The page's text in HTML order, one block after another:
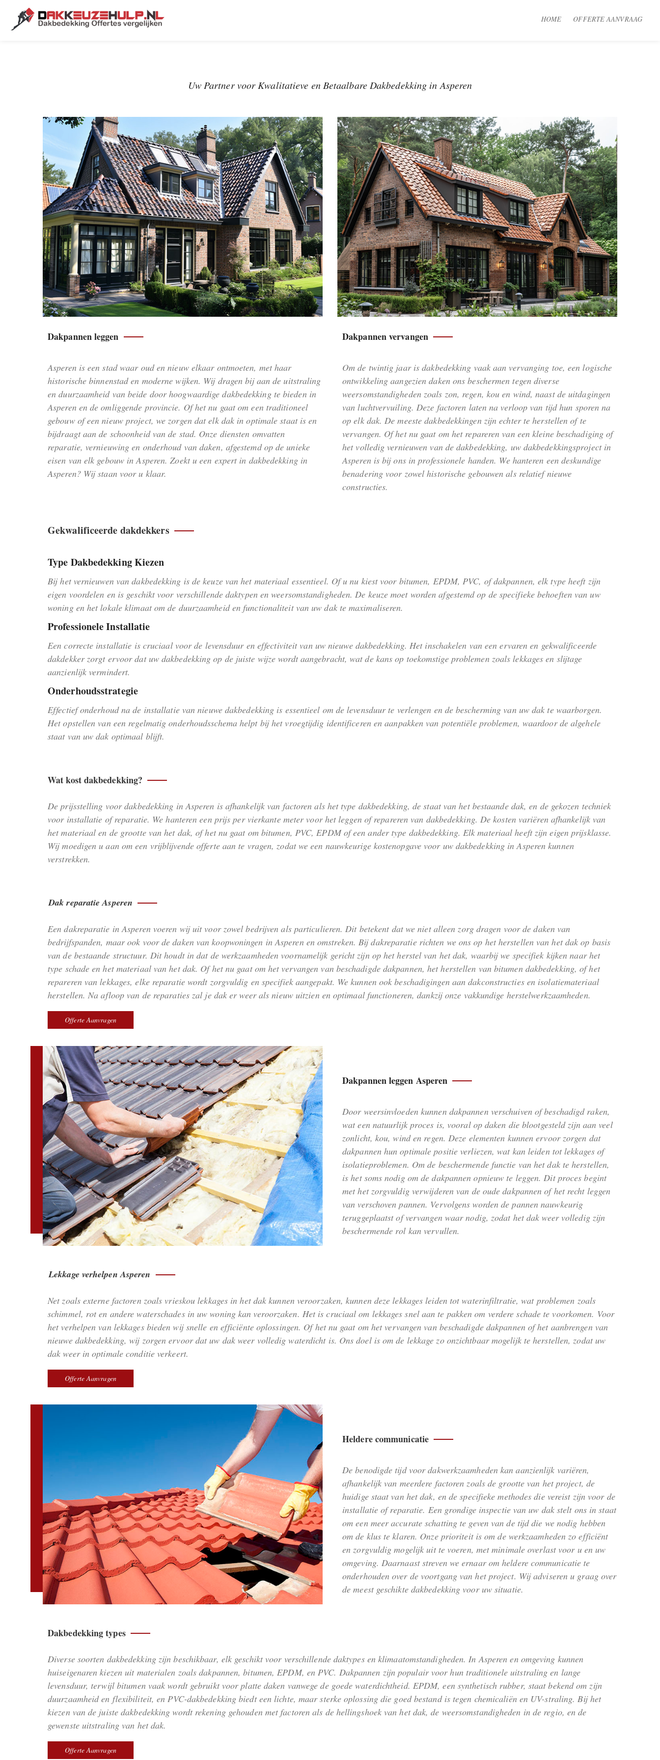
HOME OFFERTE AANVRAAG
Uw Partner voor Kwalitatieve en Betaalbare Dakbedekking in Asperen
Dakpannen leggen
Asperen is een stad waar oud en nieuw elkaar ontmoeten, met haar
historische binnenstad en moderne wijken. Wij dragen bij aan de uitstraling
en duurzaamheid van beide door hoogwaardige dakbedekking te bieden in
Asperen en de omliggende provincie. Of het nu gaat om een traditioneel
gebouw of een nieuw project, we zorgen dat elk dak in optimale staat is en
bijdraagt aan de schoonheid van de stad. Onze diensten omvatten
reparatie, vernieuwing en onderhoud van daken, afgestemd op de unieke
eisen van elk gebouw in Asperen. Zoekt u een expert in dakbedekking in
Asperen? Wij staan voor u klaar.
Dakpannen vervangen
Om de twintig jaar is dakbedekking vaak aan vervanging toe, een logische
ontwikkeling aangezien daken ons beschermen tegen diverse
weersomstandigheden zoals zon, regen, kou en wind, naast de uitdagingen
van luchtvervuiling. Deze factoren laten na verloop van tijd hun sporen na
op elk dak. De meeste dakbedekkingen zijn echter te herstellen of te
vervangen. Of het nu gaat om het repareren van een kleine beschadiging of
het volledig vernieuwen van de dakbedekking, uw dakbedekkingsproject in
Asperen is bij ons in professionele handen. We hanteren een deskundige
benadering voor zowel historische gebouwen als relatief nieuwe
constructies.
Gekwalificeerde dakdekkers
Type Dakbedekking Kiezen
Bij het vernieuwen van dakbedekking is de keuze van het materiaal essentieel. Of u nu kiest voor bitumen, EPDM, PVC, of dakpannen, elk type heeft zijn
eigen voordelen en is geschikt voor verschillende daktypen en weersomstandigheden. De keuze moet worden afgestemd op de specifieke behoeften van uw
woning en het lokale klimaat om de duurzaamheid en functionaliteit van uw dak te maximaliseren.
Professionele Installatie
Een correcte installatie is cruciaal voor de levensduur en effectiviteit van uw nieuwe dakbedekking. Het inschakelen van een ervaren en gekwalificeerde
dakdekker zorgt ervoor dat uw dakbedekking op de juiste wijze wordt aangebracht, wat de kans op toekomstige problemen zoals lekkages en slijtage
aanzienlijk vermindert.
Onderhoudsstrategie
Effectief onderhoud na de installatie van nieuwe dakbedekking is essentieel om de levensduur te verlengen en de bescherming van uw dak te waarborgen.
Het opstellen van een regelmatig onderhoudsschema helpt bij het vroegtijdig identificeren en aanpakken van potentiële problemen, waardoor de algehele
staat van uw dak optimaal blijft.
Wat kost dakbedekking?
De prijsstelling voor dakbedekking in Asperen is afhankelijk van factoren als het type dakbedekking, de staat van het bestaande dak, en de gekozen techniek
voor installatie of reparatie. We hanteren een prijs per vierkante meter voor het leggen of repareren van dakbedekking. De kosten variëren afhankelijk van
het materiaal en de grootte van het dak, of het nu gaat om bitumen, PVC, EPDM of een ander type dakbedekking. Elk materiaal heeft zijn eigen prijsklasse.
Wij moedigen u aan om een vrijblijvende offerte aan te vragen, zodat we een nauwkeurige kostenopgave voor uw dakbedekking in Asperen kunnen
verstrekken.
Dak reparatie Asperen
Een dakreparatie in Asperen voeren wij uit voor zowel bedrijven als particulieren. Dit betekent dat we niet alleen zorg dragen voor de daken van
bedrijfspanden, maar ook voor de daken van koopwoningen in Asperen en omstreken. Bij dakreparatie richten we ons op het herstellen van het dak op basis
van de bestaande structuur. Dit houdt in dat de werkzaamheden voornamelijk gericht zijn op het herstel van het dak, waarbij we specifiek kijken naar het
type schade en het materiaal van het dak. Of het nu gaat om het vervangen van beschadigde dakpannen, het herstellen van bitumen dakbedekking, of het
repareren van lekkages, elke reparatie wordt zorgvuldig en specifiek aangepakt. We kunnen ook beschadigingen aan dakconstructies en isolatiemateriaal
herstellen. Na afloop van de reparaties zal je dak er weer als nieuw uitzien en optimaal functioneren, dankzij onze vakkundige herstelwerkzaamheden.
Offerte Aanvragen
Dakpannen leggen Asperen
Door weersinvloeden kunnen dakpannen verschuiven of beschadigd raken,
wat een natuurlijk proces is, vooral op daken die blootgesteld zijn aan veel
zonlicht, kou, wind en regen. Deze elementen kunnen ervoor zorgen dat
dakpannen hun optimale positie verliezen, wat kan leiden tot lekkages of
isolatieproblemen. Om de beschermende functie van het dak te herstellen,
is het soms nodig om de dakpannen opnieuw te leggen. Dit proces begint
met het zorgvuldig verwijderen van de oude dakpannen of het recht leggen
van verschoven pannen. Vervolgens worden de pannen nauwkeurig
teruggeplaatst of vervangen waar nodig, zodat het dak weer volledig zijn
beschermende rol kan vervullen.
Lekkage verhelpen Asperen
Net zoals externe factoren zoals vrieskou lekkages in het dak kunnen veroorzaken, kunnen deze lekkages leiden tot waterinfiltratie, wat problemen zoals
schimmel, rot en andere waterschades in uw woning kan veroorzaken. Het is cruciaal om lekkages snel aan te pakken om verdere schade te voorkomen. Voor
het verhelpen van lekkages bieden wij snelle en efficiënte oplossingen. Of het nu gaat om het vervangen van beschadigde dakpannen of het aanbrengen van
nieuwe dakbedekking, wij zorgen ervoor dat uw dak weer volledig waterdicht is. Ons doel is om de lekkage zo onzichtbaar mogelijk te herstellen, zodat uw
dak weer in optimale conditie verkeert.
Offerte Aanvragen
Heldere communicatie
De benodigde tijd voor dakwerkzaamheden kan aanzienlijk variëren,
afhankelijk van meerdere factoren zoals de grootte van het project, de
huidige staat van het dak, en de specifieke methodes die vereist zijn voor de
installatie of reparatie. Een grondige inspectie van uw dak stelt ons in staat
om een meer accurate schatting te geven van de tijd die we nodig hebben
om de klus te klaren. Onze prioriteit is om de werkzaamheden zo efficiënt
en zorgvuldig mogelijk uit te voeren, met minimale overlast voor u en uw
omgeving. Daarnaast streven we ernaar om heldere communicatie te
onderhouden over de voortgang van het project. Wij adviseren u graag over
de meest geschikte dakbedekking voor uw situatie.
Dakbedekking types
Diverse soorten dakbedekking zijn beschikbaar, elk geschikt voor verschillende daktypes en klimaatomstandigheden. In Asperen en omgeving kunnen
huiseigenaren kiezen uit materialen zoals dakpannen, bitumen, EPDM, en PVC. Dakpannen zijn populair voor hun traditionele uitstraling en lange
levensduur, terwijl bitumen vaak wordt gebruikt voor platte daken vanwege de goede waterdichtheid. EPDM, een synthetisch rubber, staat bekend om zijn
duurzaamheid en flexibiliteit, en PVC-dakbedekking biedt een lichte, maar sterke oplossing die goed bestand is tegen chemicaliën en UV-straling. Bij het
kiezen van de juiste dakbedekking wordt rekening gehouden met factoren als de hellingshoek van het dak, de weersomstandigheden in de regio, en de
gewenste uitstraling van het dak.
Offerte Aanvragen